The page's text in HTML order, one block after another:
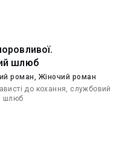
шлюб
роман, Жіночий роман
до кохання, службовий
шлюб